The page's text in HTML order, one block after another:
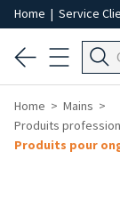
Home | Service
Home
Mains
Produits
Produits pour